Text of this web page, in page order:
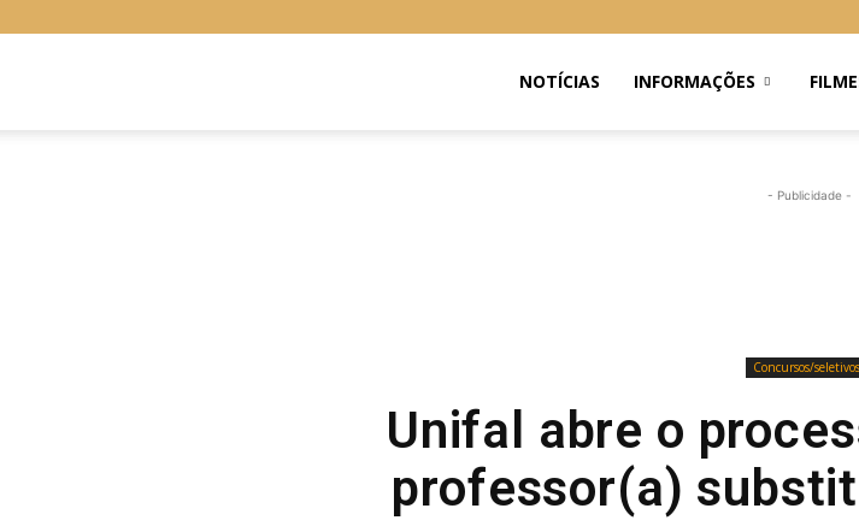
NOTÍCIAS INFORMAÇÕES
- Publicidade -
Concursos/seletivos
Unifal abre o
professor(a)